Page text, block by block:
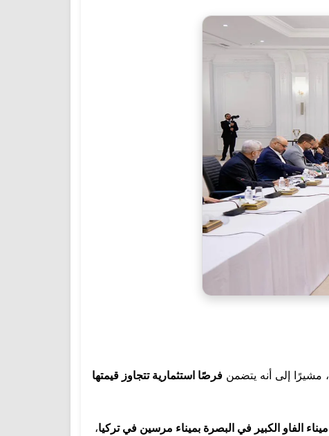
، مشيرًا إلى أنه يتضمن فرصًا استثمارية تتجاوز قيمتها
ميناء الفاو الكبير في البصرة بميناء مرسين في تركيا،